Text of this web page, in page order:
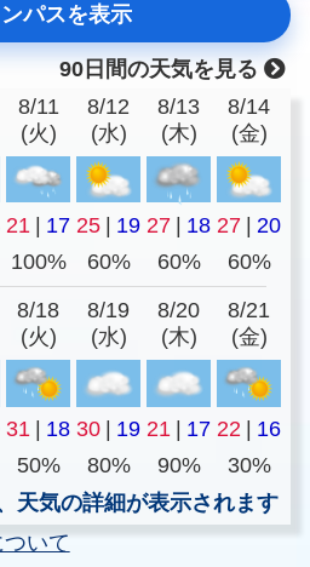
パスを表示
90日間の天気を見る
8/11
(火)
8/12
(水)
8/13
(木)
8/14
(金)
21 17 25 19 27 18 27
20
100% 60% 60% 60%
8/18
(火)
8/19
(水)
8/20
(木)
8/21
(金)
31 18 30 19 21 17 22
16
50% 80% 90%
30%
天気の詳細が表示されます
いて